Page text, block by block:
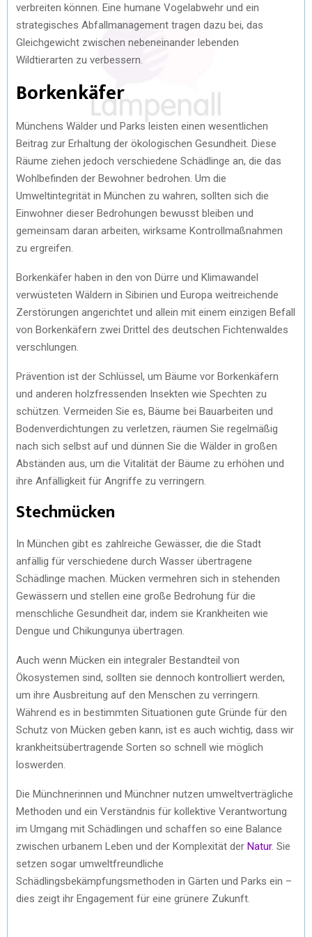
verbreiten können. Eine humane Vogelabwehr und ein
strategisches Abfallmanagement tragen dazu bei, das
Gleichgewicht zwischen nebeneinander lebenden
Wildtierarten zu verbessern.
Borkenkäfer
Münchens Wälder und Parks leisten einen wesentlichen
Beitrag zur Erhaltung der ökologischen Gesundheit. Diese
Räume ziehen jedoch verschiedene Schädlinge an, die das
Wohlbefinden der Bewohner bedrohen. Um die
Umweltintegrität in München zu wahren, sollten sich die
Einwohner dieser Bedrohungen bewusst bleiben und
gemeinsam daran arbeiten, wirksame Kontrollmaßnahmen
zu ergreifen.
Borkenkäfer haben in den von Dürre und Klimawandel
verwüsteten Wäldern in Sibirien und Europa weitreichende
Zerstörungen angerichtet und allein mit einem einzigen Befall
von Borkenkäfern zwei Drittel des deutschen Fichtenwaldes
verschlungen.
Prävention ist der Schlüssel, um Bäume vor Borkenkäfern
und anderen holzfressenden Insekten wie Spechten zu
schützen. Vermeiden Sie es, Bäume bei Bauarbeiten und
Bodenverdichtungen zu verletzen, räumen Sie regelmäßig
nach sich selbst auf und dünnen Sie die Wälder in großen
Abständen aus, um die Vitalität der Bäume zu erhöhen und
ihre Anfälligkeit für Angriffe zu verringern.
Stechmücken
In München gibt es zahlreiche Gewässer, die die Stadt
anfällig für verschiedene durch Wasser übertragene
Schädlinge machen. Mücken vermehren sich in stehenden
Gewässern und stellen eine große Bedrohung für die
menschliche Gesundheit dar, indem sie Krankheiten wie
Dengue und Chikungunya übertragen.
Auch wenn Mücken ein integraler Bestandteil von
Ökosystemen sind, sollten sie dennoch kontrolliert werden,
um ihre Ausbreitung auf den Menschen zu verringern.
Während es in bestimmten Situationen gute Gründe für den
Schutz von Mücken geben kann, ist es auch wichtig, dass wir
krankheitsübertragende Sorten so schnell wie möglich
loswerden.
Die Münchnerinnen und Münchner nutzen umweltverträgliche
Methoden und ein Verständnis für kollektive Verantwortung
im Umgang mit Schädlingen und schaffen so eine Balance
zwischen urbanem Leben und der Komplexität der Natur. Sie
setzen sogar umweltfreundliche
Schädlingsbekämpfungsmethoden in Gärten und Parks ein –
dies zeigt ihr Engagement für eine grünere Zukunft.